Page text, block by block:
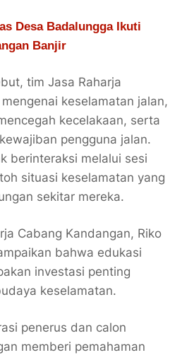
Desa Badalungga Ikuti
Banjir
tim Jasa Raharja
keselamatan jalan,
kecelakaan, serta
pengguna jalan.
berinteraksi melalui sesi
situasi keselamatan yang
sekitar mereka.
Cabang Kandangan, Riko
bahwa edukasi
investasi penting
keselamatan.
penerus dan calon
memberi pemahaman